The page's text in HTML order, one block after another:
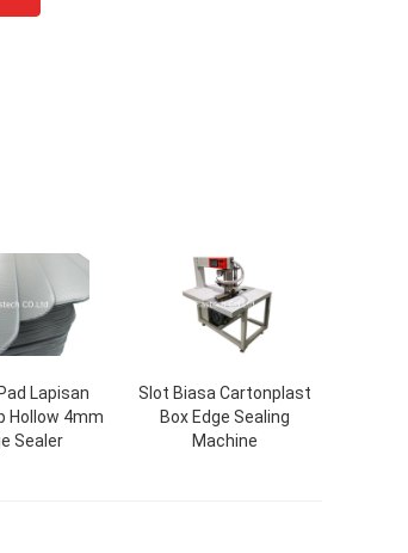
Lapisan
Hollow 4mm
Sealer
Slot Biasa Cartonplast
Box Edge Sealing
Machine